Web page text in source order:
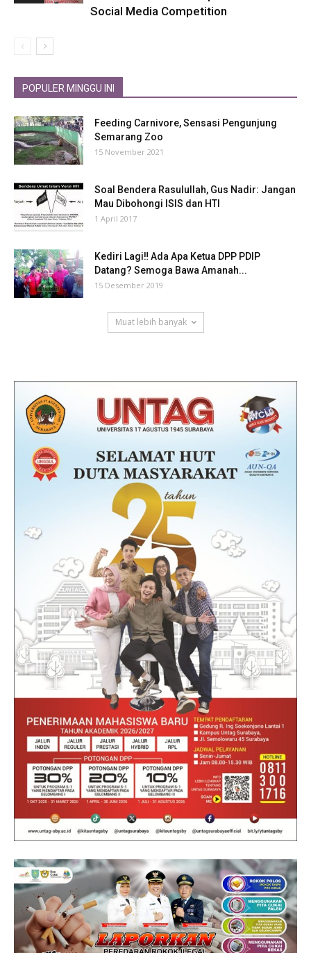
Social Media Competition
POPULER MINGGU INI
Feeding Carnivore, Sensasi Pengunjung
Semarang Zoo
15 November 2021
Soal Bendera Rasulullah, Gus Nadir: Jangan
Mau Dibohongi ISIS dan HTI
1 April 2017
Kediri Lagi‼ Ada Apa Ketua DPP PDIP
Datang? Semoga Bawa Amanah...
15 Desember 2019
Muat lebih banyak